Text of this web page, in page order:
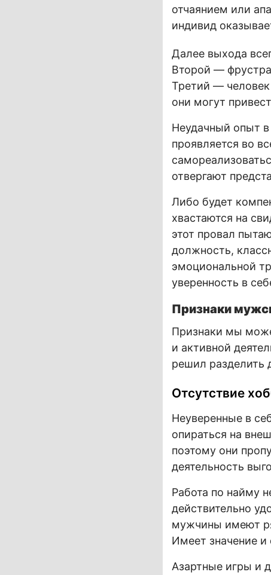
отчаянием или
индивид
Далее выхода
Второй —
Третий — человек
они могут
Неудачный опыт
проявляется во
отвергают
Либо будет
хвастаются на
этот провал
должность,
эмоциональной
уверенность в
Признаки
Признаки мы
и активной
решил разделить
Отсутствие
Неуверенные в
опираться на
поэтому они
деятельность
Работа по найму
действительно
мужчины имеют
Имеет значение и
Азартные игры и